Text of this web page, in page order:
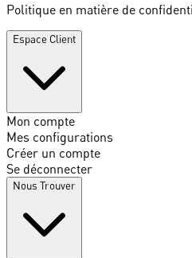
Politique en matière de
Espace Client
Mon compte
Mes configurations
Créer un compte
Se déconnecter
Nous Trouver